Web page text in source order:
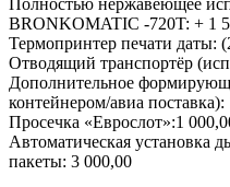
BRONKOMATIC -720T: + 1
Термопринтер печати даты:
Отводящий транспортёр
Дополнительное
контейнером/авиа
Просечка «Еврослот»:1
Автоматическая установка
пакеты: 3 000,00